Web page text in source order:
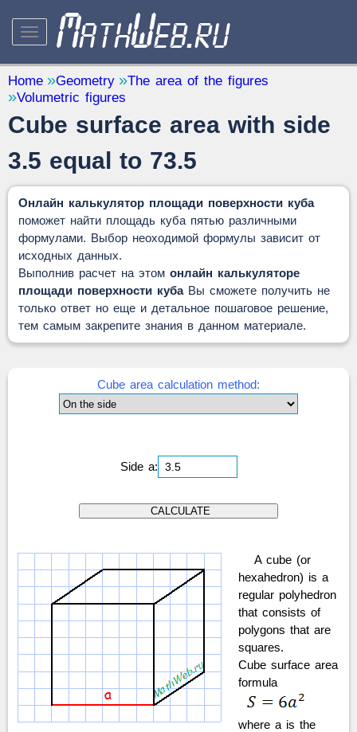
STUDY AND SCIENCE — 32
Mathematics — 31
Other — 1
QUANTITY CONVERTERS
Home Geometry
The area of the figures
Volumetric figures
Cube surface area with side
3.5 equal to 73.5
Онлайн калькулятор площади поверхности куба
поможет найти площадь куба пятью различными
формулами. Выбор неоходимой формулы зависит от
исходных данных.
Выполнив расчет на этом онлайн калькуляторе
площади поверхности кубаВы сможете получить не
только ответ но еще и детальное пошаговое решение,
тем самым закрепите знания в данном материале.
Cube area calculation method:
Side a:
A cube (or
hexahedron) is a
regular polyhedron
that consists of
polygons that are
squares.
Cube surface area
formula
where a is the